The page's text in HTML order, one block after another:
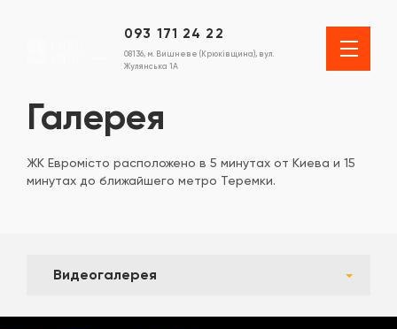
093 171 24 22
08136, м. Вишневе (Крюківщина), вул.
Жулянська 1А
Галерея
ЖК Евромісто расположено в 5 минутах от Киева и 15
минутах до ближайшего метро Теремки.
Видеогалерея